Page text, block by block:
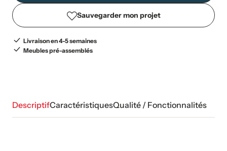
Sauvegarder mon projet
Livraison en 4-5 semaines
Meubles pré-assemblés
DescriptifCaractéristiquesQualité / Fonctionnalités